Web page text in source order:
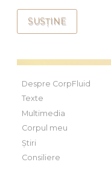
SUSȚINE
Despre CorpFluid
Texte
Multimedia
Corpul meu
Știri
Consiliere